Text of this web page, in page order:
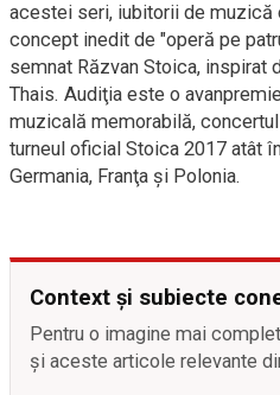
acestei seri, iubitorii de
concept inedit de "operă pe
semnat Răzvan Stoica, inspirat
Thais. Audiţia este o
muzicală memorabilă,
turneul oficial Stoica 2017 atât
Germania, Franţa şi Polonia.
Context și subiecte
Pentru o imagine mai
și aceste articole relevante